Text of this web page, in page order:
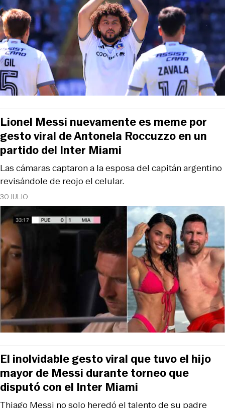
30 JULIO
Las cámaras captaron a la esposa del capitán argentino
revisándole de reojo el celular.
Lionel Messi nuevamente es meme por
gesto viral de Antonela Roccuzzo en un
partido del Inter Miami
Thiago Messi no solo heredó el talento de su padre
El inolvidable gesto viral que tuvo el hijo
mayor de Messi durante torneo que
disputó con el Inter Miami